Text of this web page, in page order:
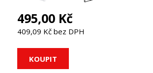
495,00 Kč
409,09 Kč bez DPH